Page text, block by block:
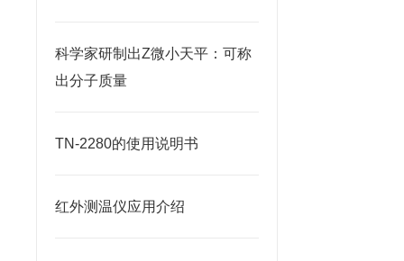
科学家研制出Z微小天平：可称
出分子质量
TN-2280的使用说明书
红外测温仪应用介绍